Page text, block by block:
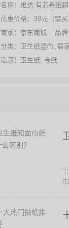
名称： 维达 有芯卷纸
优惠价格： 38元（需买
商家： 京东商城 品牌
分类： 卫生纸湿巾 居
话题： 卫生纸 卷纸